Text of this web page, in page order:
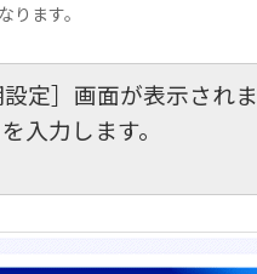
ます。
定］画面が表示されま
入力します。